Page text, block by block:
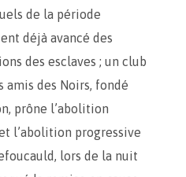
de la période
déjà avancé des
des esclaves ; un club
amis des Noirs, fondé
prône l’abolition
l’abolition progressive
lors de la nuit